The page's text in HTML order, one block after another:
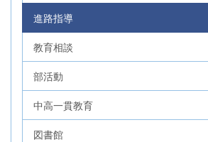
進路指導
教育相談
部活動
中高一貫教育
図書館